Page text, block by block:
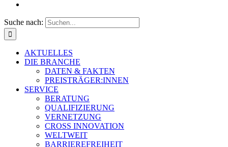
Suche nach:
AKTUELLES
DIE BRANCHE
DATEN & FAKTEN
PREISTRÄGER:INNEN
SERVICE
BERATUNG
QUALIFIZIERUNG
VERNETZUNG
CROSS INNOVATION
WELTWEIT
BARRIEREFREIHEIT